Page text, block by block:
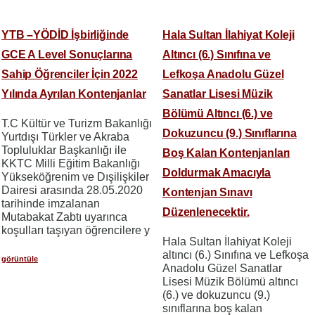
YTB –YÖDİD İşbirliğinde
GCE A Level Sonuçlarına
Sahip Öğrenciler İçin 2022
Yılında Ayrılan Kontenjanlar
T.C Kültür ve Turizm Bakanlığı
Yurtdışı Türkler ve Akraba
Topluluklar Başkanlığı ile
KKTC Milli Eğitim Bakanlığı
Yükseköğrenim ve Dışilişkiler
Dairesi arasında 28.05.2020
tarihinde imzalanan
Mutabakat Zabtı uyarınca
koşulları taşıyan öğrencilere y
görüntüle
Hala Sultan İlahiyat Koleji
Altıncı (6.) Sınıfına ve
Lefkoşa Anadolu Güzel
Sanatlar Lisesi Müzik
Bölümü Altıncı (6.) ve
Dokuzuncu (9.) Sınıflarına
Boş Kalan Kontenjanları
Doldurmak Amacıyla
Kontenjan Sınavı
Düzenlenecektir.
Hala Sultan İlahiyat Koleji
altıncı (6.) Sınıfına ve Lefkoşa
Anadolu Güzel Sanatlar
Lisesi Müzik Bölümü altıncı
(6.) ve dokuzuncu (9.)
sınıflarına boş kalan